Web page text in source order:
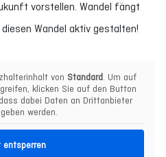
vorstellen. Wandel fängt
Wandel aktiv gestalten!
von Standard . Um auf
klicken Sie auf den Button
dabei Daten an Drittanbieter
werden.
entsperren